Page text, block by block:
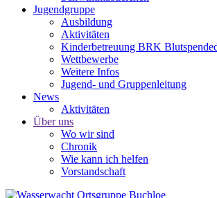
Jugendgruppe
Ausbildung
Aktivitäten
Kinderbetreuung BRK
Wettbewerbe
Weitere Infos
Jugend- und Gruppenleitung
News
Aktivitäten
Über uns
Wo wir sind
Chronik
Wie kann ich helfen
Vorstandschaft